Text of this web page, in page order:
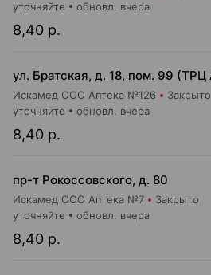
8,40 р.
уточняйте обновл. вчера
Искамед ООО Аптека №126 Закрыто
8,40 р.
уточняйте обновл. вчера
пр-т Рокоссовского, д. 80
Искамед ООО Аптека №7 Закрыто
8,40 р.
уточняйте обновл. вчера